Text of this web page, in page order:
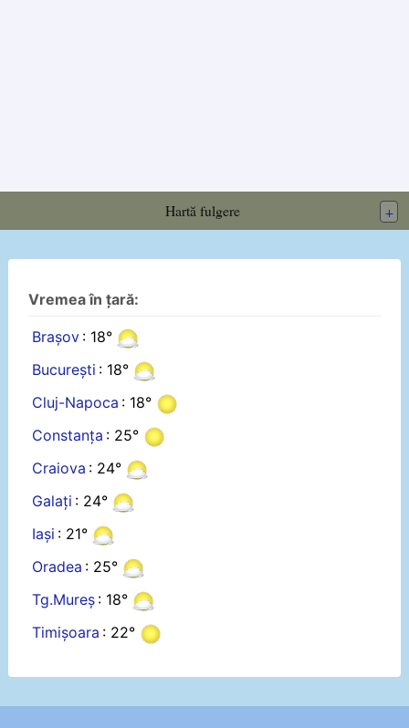
Hartă fulgere +
Vremea în țară:
Brașov : 18°
București : 18°
Cluj-Napoca : 18°
Constanța : 25°
Craiova : 24°
Galați : 24°
Iași : 21°
Oradea : 25°
Tg.Mureș : 18°
Timișoara : 22°